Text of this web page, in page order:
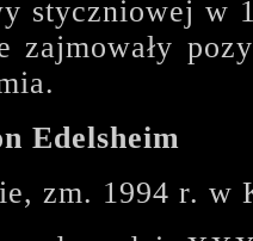
styczniowej w
zajmowały
Edelsheim
zm. 1994 r. w